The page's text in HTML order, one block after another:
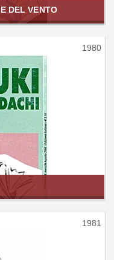
DEL VENTO
1980
1981